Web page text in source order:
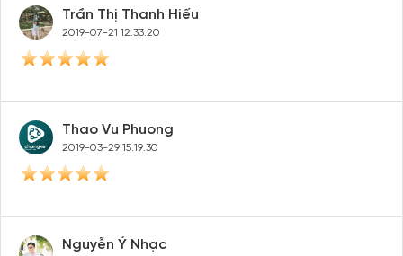
Trần Thị Thanh Hiếu
2019-07-21 12:33:20
Thao Vu Phuong
2019-03-29 15:19:30
Nguyễn Ý Nhạc